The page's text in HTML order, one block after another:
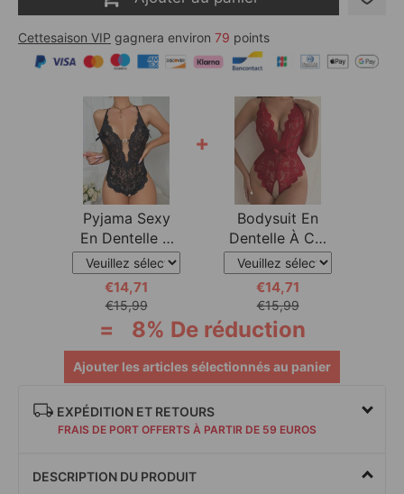
Cettesaison VIP gagnera environ 79 points
Pyjama Sexy
En Dentelle À
Entrejambe
€14,71
€15,99
+
Bodysuit En
Dentelle À Col
Halter
€14,71
€15,99
= 8% De réduction
Ajouter les articles sélectionnés au panier
EXPÉDITION ET RETOURS
FRAIS DE PORT OFFERTS À PARTIR DE 59 EUROS
DESCRIPTION DU PRODUIT